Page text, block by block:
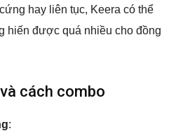
hay liên tục, Keera có thể
hiến được quá nhiều cho đồng
cách combo
: